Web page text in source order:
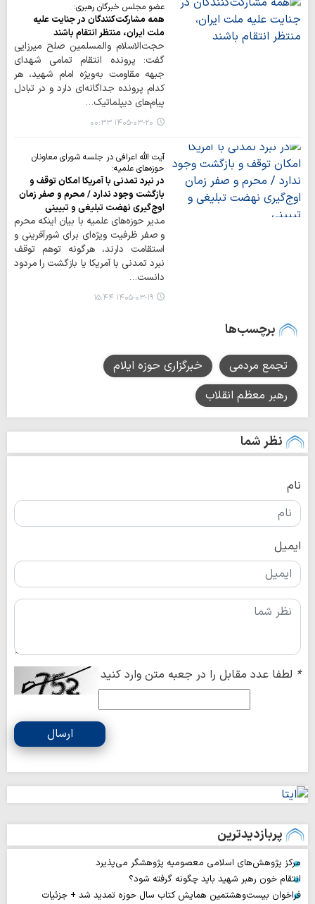
عضو مجلس خبرگان رهبری:
همه مشارکت‌کنندگان در جنایت علیه
ملت ایران، منتظر انتقام باشند
حجت‌الاسلام والمسلمین صلح میرزایی
گفت: پرونده انتقام تمامی شهدای
جبهه مقاومت به‌ویژه امام شهید، هر
کدام پرونده جداگانه‌ای دارد و در تبادل
پیام‌های دیپلماتیک…
۱۴۰۵-۰۳-۲۰ ۰۰:۳۳
آیت الله اعرافی در جلسه شورای معاونان
حوزه‌های علمیه:
در نبرد تمدنی با آمریکا امکان توقف و
بازگشت وجود ندارد / محرم و صفر زمان
اوج‌گیری نهضت تبلیغی و تبیینی
مدیر حوزه‌های علمیه با بیان اینکه محرم
و صفر ظرفیت ویژه‌ای برای شورآفرینی و
استقامت دارند، هرگونه توهم توقف
نبرد تمدنی با آمریکا یا بازگشت را مردود
دانست…
۱۴۰۵-۰۳-۱۹ ۱۵:۴۴
برچسب‌ها
تجمع مردمی
خبرگزاری حوزه ایلام
رهبر معظم انقلاب
نظر شما
نام
ایمیل
* لطفا عدد مقابل را در جعبه متن وارد کنید
ارسال
پربازدیدترین
مرکز پژوهش‌های اسلامی معصومیه پژوهشگر می‌پذیرد
انتقام خون رهبر شهید باید چگونه گرفته شود؟
فراخوان بیست‌وهشتمین همایش کتاب سال حوزه تمدید شد + جزئیات